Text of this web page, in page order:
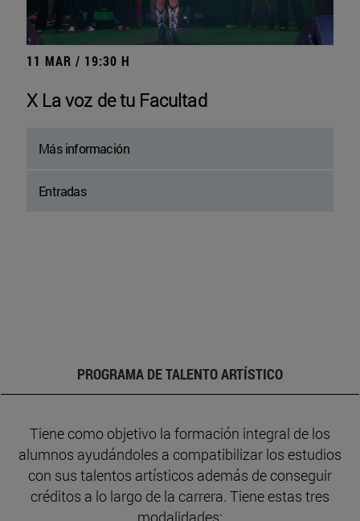
11 MAR / 19:30 H
X La voz de tu Facultad
Más información
Entradas
PROGRAMA DE TALENTO ARTÍSTICO
Tiene como objetivo la formación integral de los
alumnos ayudándoles a compatibilizar los estudios
con sus talentos artísticos además de conseguir
créditos a lo largo de la carrera. Tiene estas tres